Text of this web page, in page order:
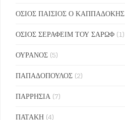
ΟΣΙΟΣ ΠΑΙΣΙΟΣ Ο ΚΑΠΠΑΔΟΚΗΣ
ΟΣΙΟΣ ΣΕΡΑΦΕΙΜ ΤΟΥ ΣΑΡΩΦ (1)
ΟΥΡΑΝΟΣ (5)
ΠΑΠΑΔΟΠΟΥΛΟΣ (2)
ΠΑΡΡΗΣΙΑ (7)
ΠΑΤΑΚΗ (4)